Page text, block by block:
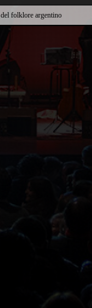
del folklore argentino